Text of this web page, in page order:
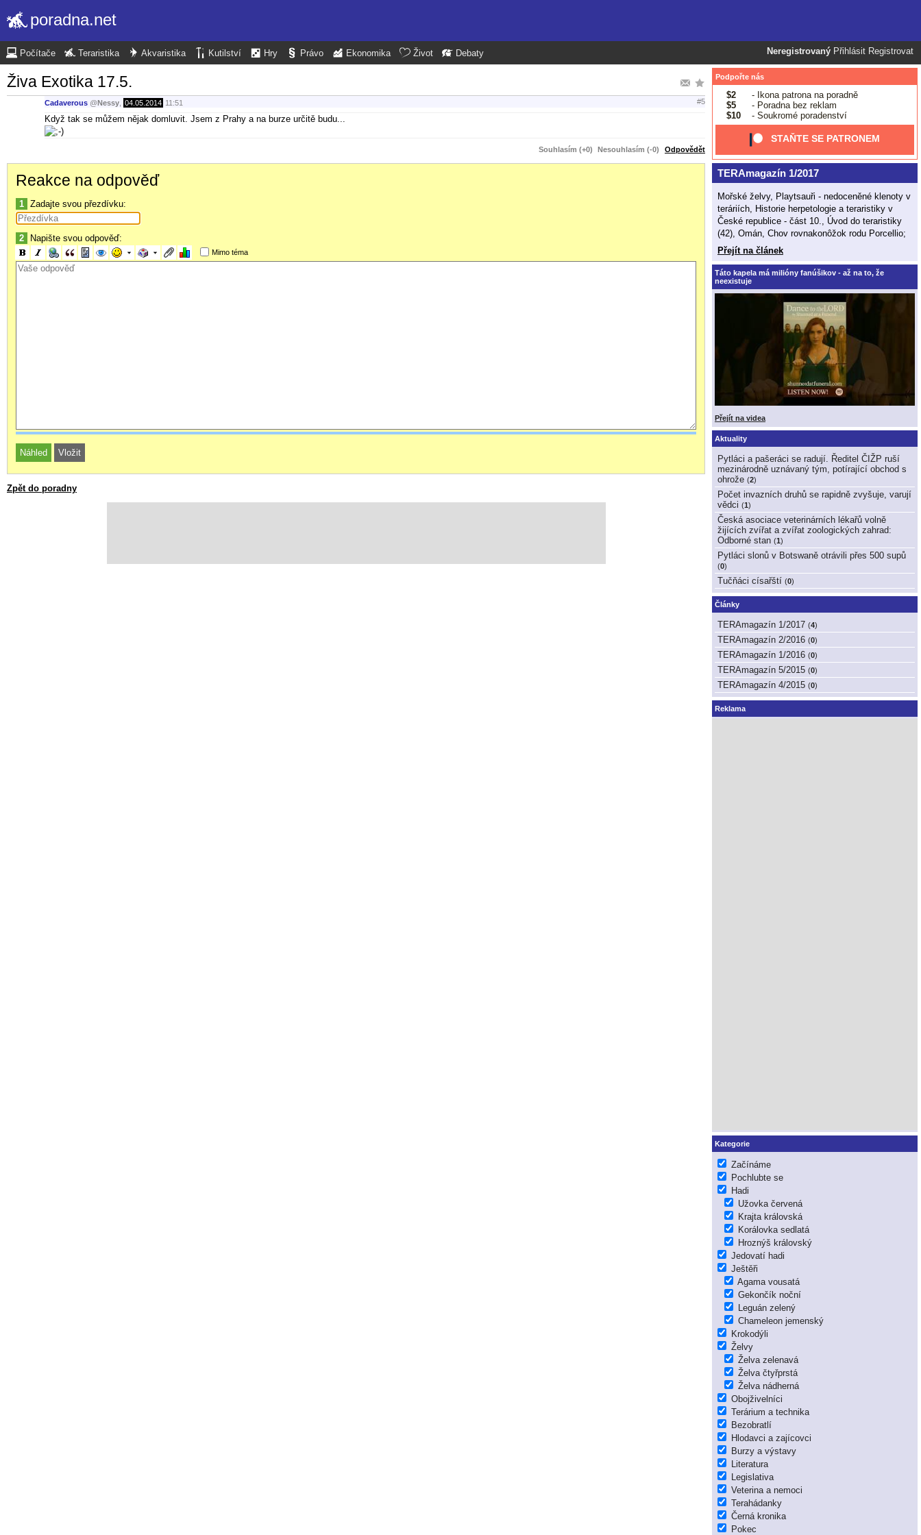
poradna.net
Neregistrovaný Přihlásit Registrovat
Počítače Teraristika Akvaristika Kutilství Hry Právo Ekonomika Život Debaty
Živa Exotika 17.5.
Cadaverous @Nessy 04.05.2014 11:51 #5
Když tak se můžem nějak domluvit. Jsem z Prahy a na burze určitě budu...
Souhlasím (+0) Nesouhlasím (-0) Odpovědět
Reakce na odpověď
1 Zadajte svou přezdívku:
2 Napište svou odpověď:
Mimo téma
Zpět do poradny
Podpořte nás
$2
- Ikona patrona na poradně
$5
- Poradna bez reklam
$10
- Soukromé poradenství
STAŇTE SE PATRONEM
TERAmagazín 1/2017
Mořské želvy, Playtsauři - nedoceněné klenoty v
teráriích, Historie herpetologie a teraristiky v
České republice - část 10., Úvod do teraristiky
(42), Omán, Chov rovnakonôžok rodu Porcellio;
Přejít na článek
Táto kapela má milióny fanúšikov - až na to, že
neexistuje
Přejít na videa
Aktuality
Pytláci a pašeráci se radují. Ředitel ČIŽP ruší
mezinárodně uznávaný tým, potírající obchod s
ohrože (2)
Počet invazních druhů se rapidně zvyšuje, varují
vědci (1)
Česká asociace veterinárních lékařů volně
žijících zvířat a zvířat zoologických zahrad:
Odborné stan (1)
Pytláci slonů v Botswaně otrávili přes 500 supů
(0)
Tučňáci císařští (0)
Články
TERAmagazín 1/2017 (4)
TERAmagazín 2/2016 (0)
TERAmagazín 1/2016 (0)
TERAmagazín 5/2015 (0)
TERAmagazín 4/2015 (0)
Reklama
Kategorie
Začínáme
Pochlubte se
Hadi
Užovka červená
Krajta královská
Korálovka sedlatá
Hroznýš královský
Jedovatí hadi
Ještěři
Agama vousatá
Gekončík noční
Leguán zelený
Chameleon jemenský
Krokodýli
Želvy
Želva zelenavá
Želva čtyřprstá
Želva nádherná
Obojživelníci
Terárium a technika
Bezobratlí
Hlodavci a zajícovci
Burzy a výstavy
Literatura
Legislativa
Veterina a nemoci
Terahádanky
Černá kronika
Pokec